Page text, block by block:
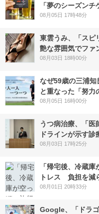
「夢のシーズン
08月05日 17時48分
東雲うみ、「スピ
艶な雰囲気でファ
08月03日 18時00分
なぜ59歳の三浦
と重なった「努力
08月05日 16時00分
うつ病治療、「
ドラインが示す診
08月03日 17時25分
「帰宅後、冷蔵
トレス 負担を減
08月01日 20時33分
Google、「ドラ